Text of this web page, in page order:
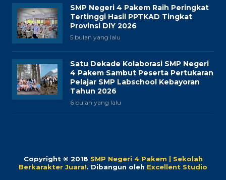
SMP Negeri 4 Pakem Raih Peringkat
Tertinggi Hasil PPTKAD Tingkat
Provinsi DIY 2026
5 bulan yang lalu
Satu Dekade Kolaborasi SMP Negeri
4 Pakem Sambut Peserta Pertukaran
Pelajar SMP Labschool Kebayoran
Tahun 2026
6 bulan yang lalu
Copyright © 2018 SMP Negeri 4 Pakem | Sekolah
Berkarakter Juara!. Dibangun oleh Excellent Studio